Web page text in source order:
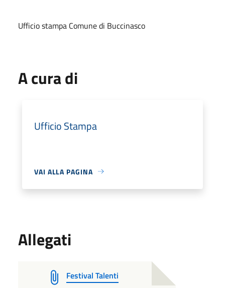
Ufficio stampa Comune di Buccinasco
A cura di
Ufficio Stampa
VAI ALLA PAGINA
Allegati
Festival Talenti